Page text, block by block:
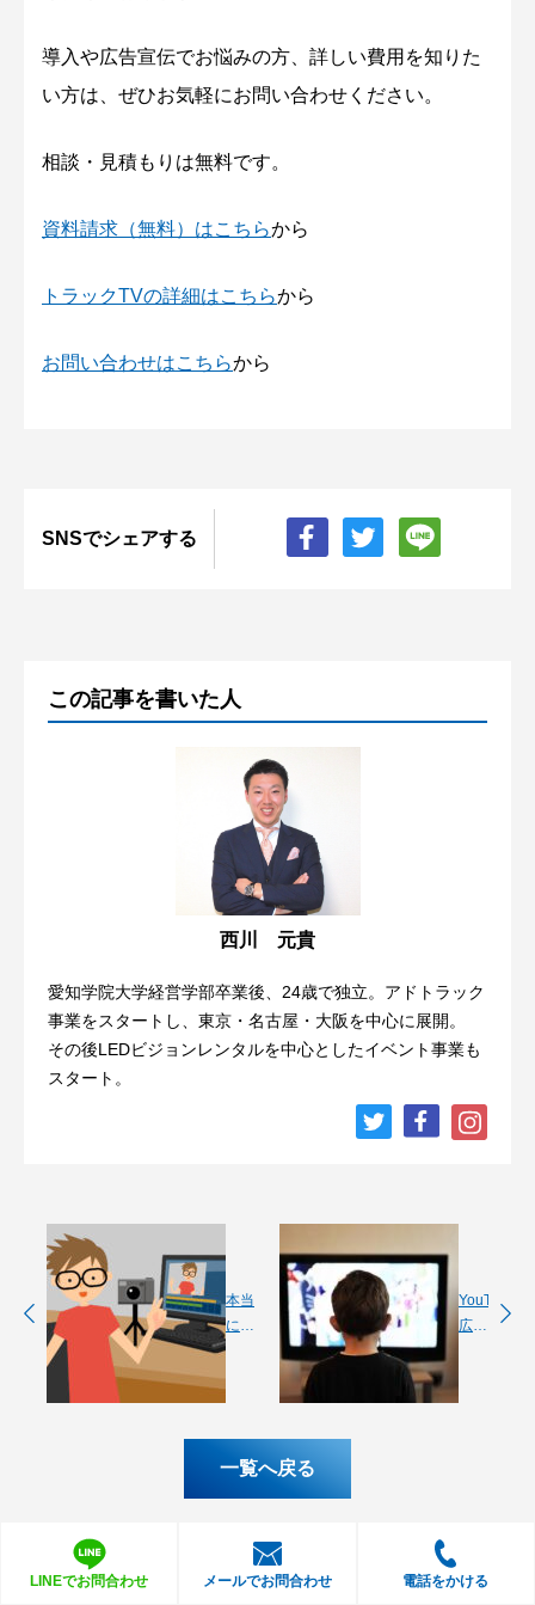
導入や広告宣伝でお悩みの方、詳しい費用を知りた
い方は、ぜひお気軽にお問い合わせください。
相談・見積もりは無料です。
資料請求（無料）はこちらから
トラックTVの詳細はこちらから
お問い合わせはこちらから
SNSでシェアする
この記事を書いた人
西川 元貴
愛知学院大学経営学部卒業後、24歳で独立。アドトラック
事業をスタートし、東京・名古屋・大阪を中心に展開。
その後LEDビジョンレンタルを中心としたイベント事業も
スタート。
本当
に効
り方
を
で解
説！
一覧へ戻る
YouTube
広告
ご紹
LINEでお問合わせ メールでお問合わせ 電話をかける